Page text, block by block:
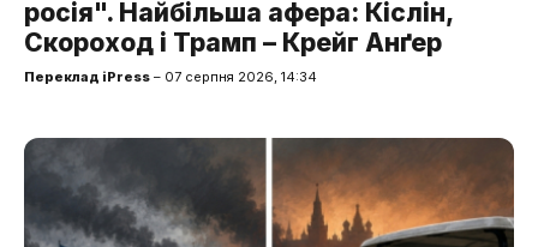
росія". Найбільша афера: Кіслін,
Скороход і Трамп – Крейг Анґер
Переклад iPress – 07 серпня 2026, 14:34